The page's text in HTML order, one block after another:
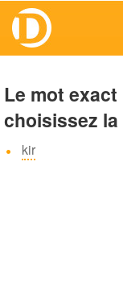
Le mot
choisissez
kir